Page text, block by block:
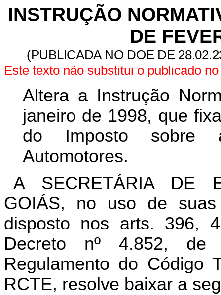
INSTRUÇÃO
DE
(PUBLICADA NO DOE DE
Este texto não substitui o publicado
Altera a Instrução
janeiro de 1998, que
do Imposto sobre
Automotores.
A SECRETÁRIA DE
GOIÁS, no uso de
disposto nos arts. 396,
Decreto nº 4.852,
Regulamento do Código
RCTE, resolve baixar a